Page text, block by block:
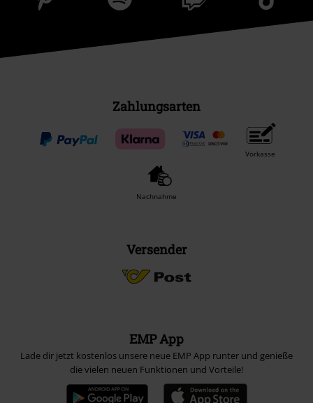
Zahlungsarten
Vorkasse
Nachnahme
Versender
EMP App
Lade dir jetzt kostenlos unsere neue EMP App runter und genieße
die vielen neuen Funktionen und Vorteile!